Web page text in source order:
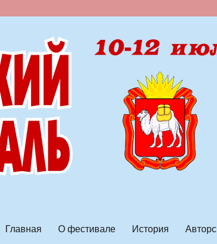
Главная О фестивале История